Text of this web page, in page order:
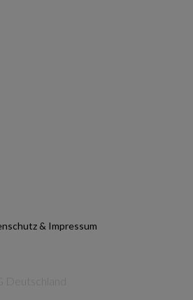
& Impressum